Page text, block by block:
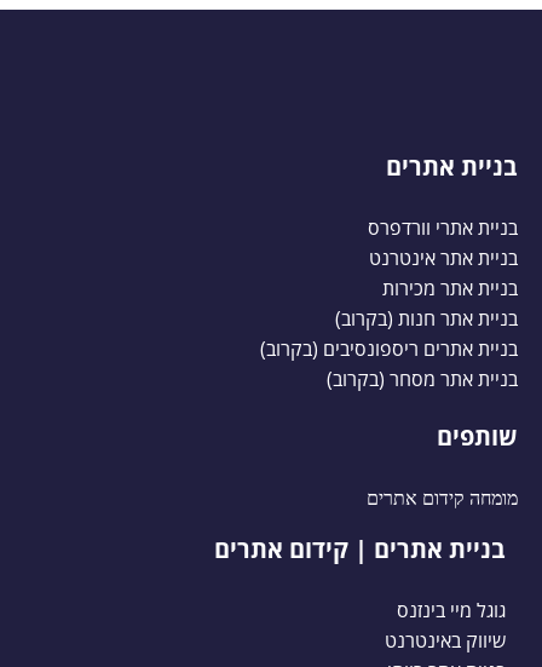
בניית אתרים
בניית אתרי וורדפרס
בניית אתר אינטרנט
בניית אתר מכירות
בניית אתר חנות (בקרוב)
בניית אתרים ריספונסיבים (בקרוב)
בניית אתר מסחר (בקרוב)
שותפים
מומחה קידום אתרים
בניית אתרים | קידום אתרים
גוגל מיי בינזנס
שיווק באינטרנט